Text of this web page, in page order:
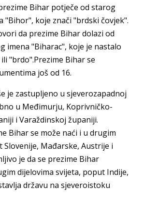
Bihar potječe od starog
"Bihor", koje znači "brdski čovjek".
da prezime Bihar dolazi od
imena "Biharac", koje je nastalo
"brdo".Prezime Bihar se
još od 16.
je zastupljeno u sjeverozapadnoj
u Međimurju, Koprivničko-
i Varaždinskoj županiji.
Bihar se može naći i u drugim
Slovenije, Mađarske, Austrije i
je da se prezime Bihar
dijelovima svijeta, poput Indije,
državu na sjeveroistoku